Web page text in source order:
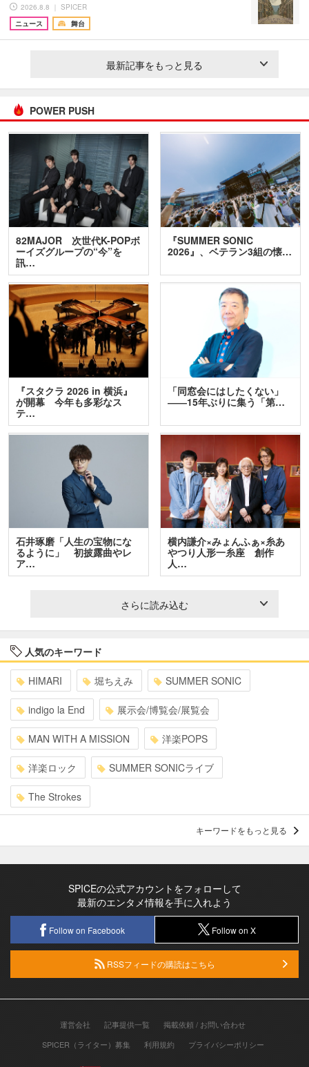
2026.8.8 ｜ SPICER
ニュース
舞台
最新記事をもっと見る
POWER PUSH
82MAJOR 次世代K-POPボ
ーイズグループの“今”を
訊…
『SUMMER SONIC
2026』、ベテラン3組の懐…
『スタクラ 2026 in 横浜』
が開幕 今年も多彩なス
テ…
「同窓会にはしたくない」
――15年ぶりに集う「第…
石井琢磨「人生の宝物にな
るように」 初披露曲やレ
ア…
横内謙介×みょんふぁ×糸あ
やつり人形一糸座 創作
人…
さらに読み込む
人気のキーワード
HIMARI 堀ちえみ SUMMER SONIC
indigo la End 展示会/博覧会/展覧会
MAN WITH A MISSION 洋楽POPS
洋楽ロック SUMMER SONICライブ
The Strokes
キーワードをもっと見る
SPICEの公式アカウントをフォローして
最新のエンタメ情報を手に入れよう
Follow on Facebook Follow on X
RSSフィードの購読はこちら
運営会社 記事提供一覧
掲載依頼 / お問い合わせ
SPICER（ライター）募集
利用規約 プライバシーポリシー